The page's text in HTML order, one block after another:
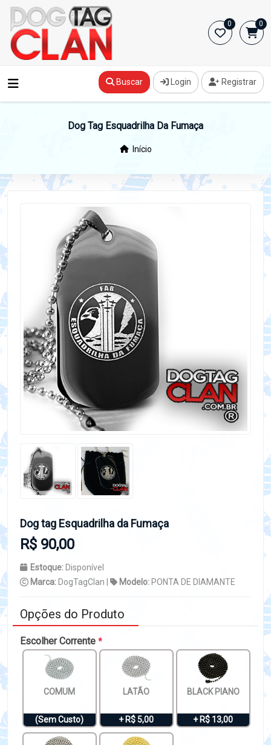
0 0
Buscar Login Registrar
Dog Tag Esquadrilha Da Fumaça
Início
Dog tag Esquadrilha da Fumaça
R$ 90,00
Estoque: Disponível
Marca: DogTagClan | Modelo: PONTA DE DIAMANTE
Opções do Produto
Escolher Corrente *
COMUM
(Sem Custo)
LATÃO
+ R$ 5,00
BLACK PIANO
+ R$ 13,00